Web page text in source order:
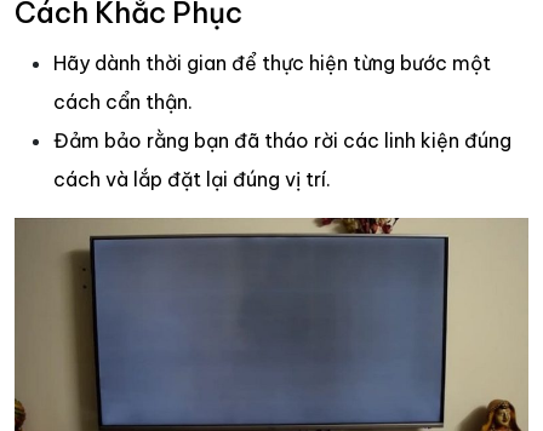
Cách Khắc Phục
Hãy dành thời gian để thực hiện từng bước một
cách cẩn thận.
Đảm bảo rằng bạn đã tháo rời các linh kiện đúng
cách và lắp đặt lại đúng vị trí.